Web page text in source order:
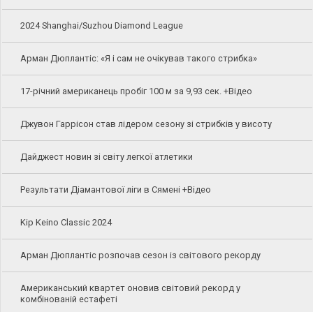
2024 Shanghai/Suzhou Diamond League
Арман Дюплантіс: «Я і сам не очікував такого стрибка»
17-річний американець пробіг 100 м за 9,93 сек. +Відео
Джувон Гаррісон став лідером сезону зі стрибків у висоту
Дайджест новин зі світу легкої атлетики
Результати Діамантової ліги в Сямені +Відео
Kip Keino Classic 2024
Арман Дюплантіс розпочав сезон із світового рекорду
Американський квартет оновив світовий рекорд у
комбінованій естафеті